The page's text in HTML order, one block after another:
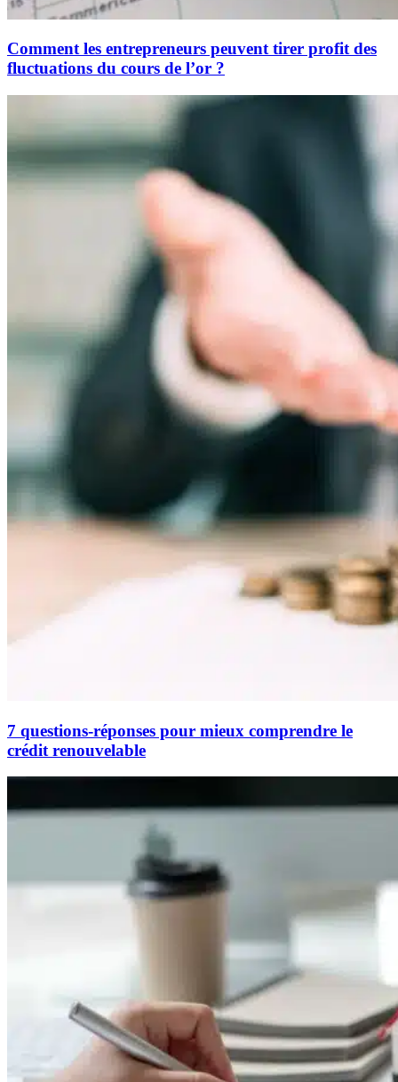
Comment les entrepreneurs peuvent tirer profit des
fluctuations du cours de l’or ?
7 questions-réponses pour mieux comprendre le
crédit renouvelable